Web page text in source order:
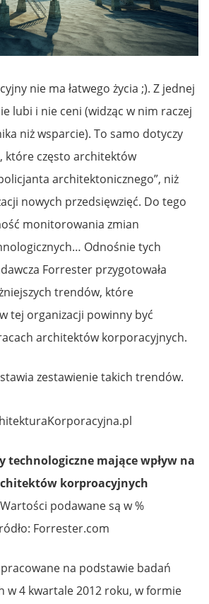
nie ma łatwego życia ;). Z jednej
lubi i nie ceni (widząc w nim raczej
niż wsparcie). To samo dotyczy
które często architektów
architektonicznego”, niż
nowych przedsięwzięć. Do tego
monitorowania zmian
Odnośnie tych
Forrester przygotowała
trendów, które
tej organizacji powinny być
architektów korporacyjnych.
zestawienie takich trendów.
technologiczne mające wpływ na
korproacyjnych
podawane są w %
Forrester.com
na podstawie badań
w 4 kwartale 2012 roku, w formie